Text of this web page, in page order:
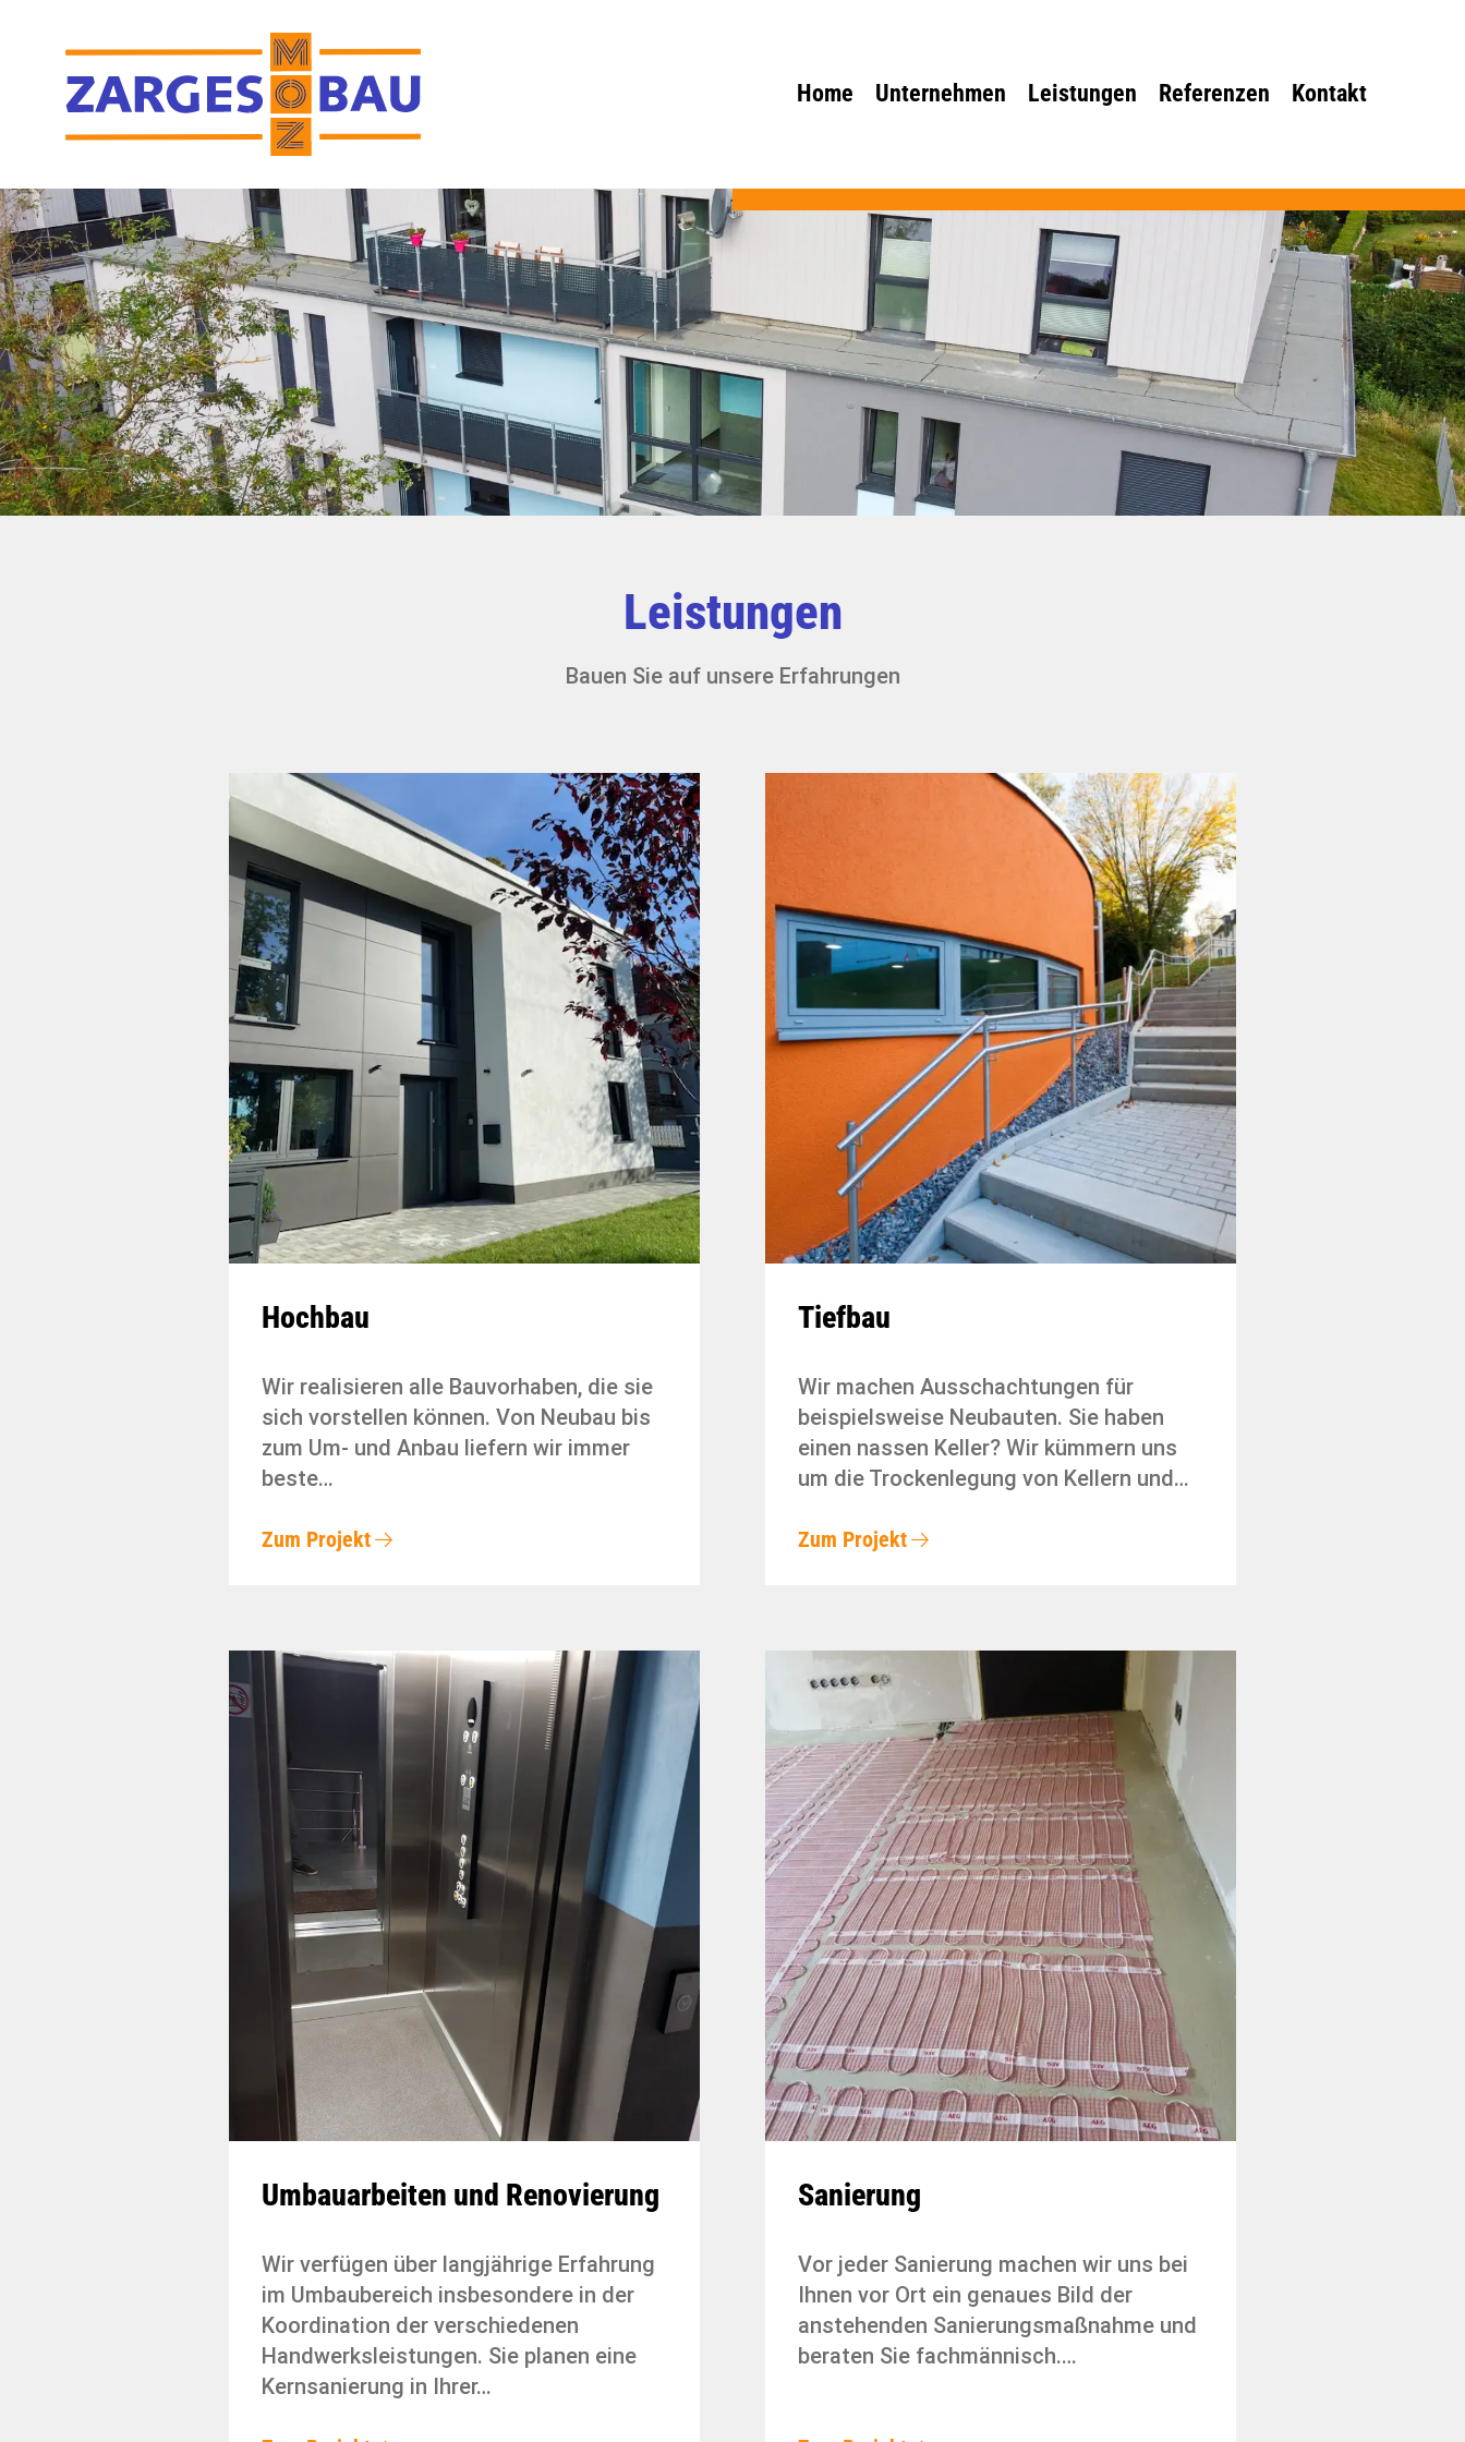
Home Unternehmen Leistungen Referenzen Kontakt
Leistungen
Bauen Sie auf unsere Erfahrungen
Hochbau
Wir realisieren alle Bauvorhaben, die sie
sich vorstellen können. Von Neubau bis
zum Um- und Anbau liefern wir immer
beste…
Zum Projekt
Tiefbau
Wir machen Ausschachtungen für
beispielsweise Neubauten. Sie haben
einen nassen Keller? Wir kümmern uns
um die Trockenlegung von Kellern und…
Zum Projekt
Umbauarbeiten und Renovierung
Wir verfügen über langjährige Erfahrung
im Umbaubereich insbesondere in der
Koordination der verschiedenen
Handwerksleistungen. Sie planen eine
Kernsanierung in Ihrer…
Sanierung
Vor jeder Sanierung machen wir uns bei
Ihnen vor Ort ein genaues Bild der
anstehenden Sanierungsmaßnahme und
beraten Sie fachmännisch.…